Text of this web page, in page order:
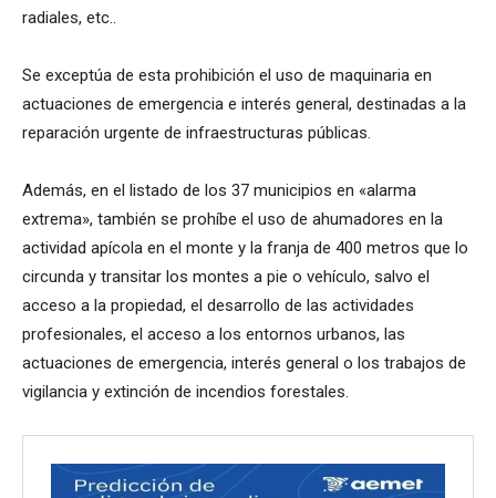
radiales, etc..
Se exceptúa de esta prohibición el uso de maquinaria en
actuaciones de emergencia e interés general, destinadas a la
reparación urgente de infraestructuras públicas.
Además, en el listado de los 37 municipios en «alarma
extrema», también se prohíbe el uso de ahumadores en la
actividad apícola en el monte y la franja de 400 metros que lo
circunda y transitar los montes a pie o vehículo, salvo el
acceso a la propiedad, el desarrollo de las actividades
profesionales, el acceso a los entornos urbanos, las
actuaciones de emergencia, interés general o los trabajos de
vigilancia y extinción de incendios forestales.